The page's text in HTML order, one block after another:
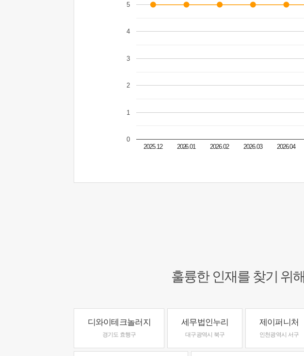
2025.12 2026.01 2026.02 2026.03 2026.04
0
1
2
3
4
5
훌륭한 인재를 찾기 위해
디와이테크놀러지
경기도 효행구
세무법인누리
대구광역시 북구
제이퍼니처
인천광역시 서구